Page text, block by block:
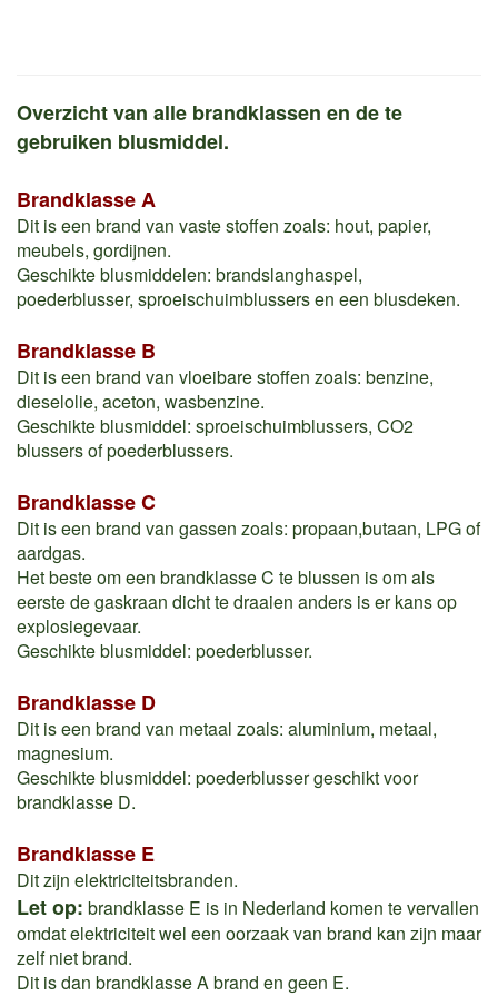
Overzicht van alle brandklassen en de te
gebruiken blusmiddel.
Brandklasse A
Dit is een brand van vaste stoffen zoals: hout, papier,
meubels, gordijnen.
Geschikte blusmiddelen: brandslanghaspel,
poederblusser, sproeischuimblussers en een blusdeken.
Brandklasse B
Dit is een brand van vloeibare stoffen zoals: benzine,
dieselolie, aceton, wasbenzine.
Geschikte blusmiddel: sproeischuimblussers, CO2
blussers of poederblussers.
Brandklasse C
Dit is een brand van gassen zoals: propaan,butaan, LPG of
aardgas.
Het beste om een brandklasse C te blussen is om als
eerste de gaskraan dicht te draaien anders is er kans op
explosiegevaar.
Geschikte blusmiddel: poederblusser.
Brandklasse D
Dit is een brand van metaal zoals: aluminium, metaal,
magnesium.
Geschikte blusmiddel: poederblusser geschikt voor
brandklasse D.
Brandklasse E
Dit zijn elektriciteitsbranden.
Let op: brandklasse E is in Nederland komen te vervallen
omdat elektriciteit wel een oorzaak van brand kan zijn maar
zelf niet brand.
Dit is dan brandklasse A brand en geen E.